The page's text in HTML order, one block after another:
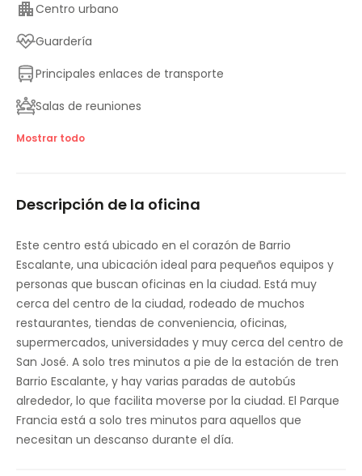
Centro urbano
Guardería
Principales enlaces de transporte
Salas de reuniones
Terraza exterior
Acceso a Internet de alta velocidad
Estudio de videoconferencia
Mostrar todo
Descripción de la oficina
Este centro está ubicado en el corazón de Barrio
Escalante, una ubicación ideal para pequeños equipos y
personas que buscan oficinas en la ciudad. Está muy
cerca del centro de la ciudad, rodeado de muchos
restaurantes, tiendas de conveniencia, oficinas,
supermercados, universidades y muy cerca del centro de
San José. A solo tres minutos a pie de la estación de tren
Barrio Escalante, y hay varias paradas de autobús
alrededor, lo que facilita moverse por la ciudad. El Parque
Francia está a solo tres minutos para aquellos que
necesitan un descanso durante el día.